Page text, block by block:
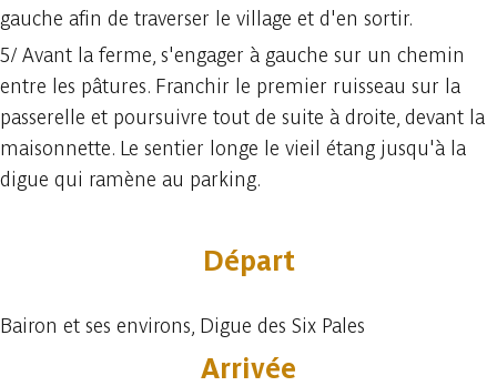
gauche afin de traverser le village et d'en sortir.
5/ Avant la ferme, s'engager à gauche sur un chemin
entre les pâtures. Franchir le premier ruisseau sur la
passerelle et poursuivre tout de suite à droite, devant la
maisonnette. Le sentier longe le vieil étang jusqu'à la
digue qui ramène au parking.
Départ
Bairon et ses environs, Digue des Six Pales
Arrivée